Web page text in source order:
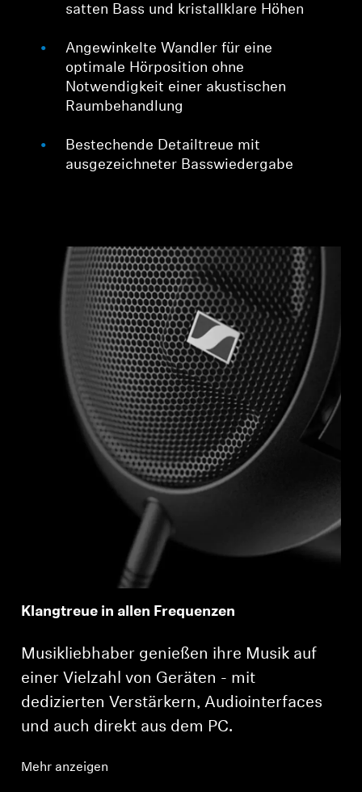
satten Bass und kristallklare Höhen
Angewinkelte Wandler für eine
optimale Hörposition ohne
Notwendigkeit einer akustischen
Raumbehandlung
Bestechende Detailtreue mit
ausgezeichneter Basswiedergabe
Klangtreue in allen Frequenzen
Musikliebhaber genießen ihre Musik auf
einer Vielzahl von Geräten - mit
dedizierten Verstärkern, Audiointerfaces
und auch direkt aus dem PC.
Mehr anzeigen